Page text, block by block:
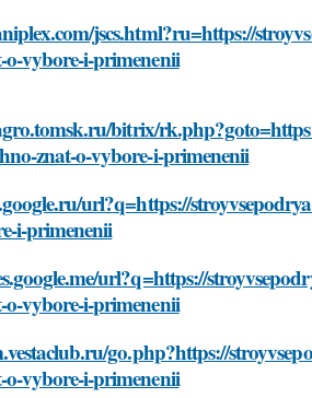
jscs.html?ru=https://
vybore-i-primenenii
bitrix/
znat-o-vybore-i-primenenii
url?q=https://
i-primenenii
url?q=https://
vybore-i-primenenii
go.php?https://
vybore-i-primenenii